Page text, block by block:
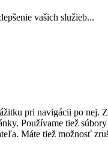
vašich služieb...
pri navigácii po
Používame tiež
Máte tiež možnosť